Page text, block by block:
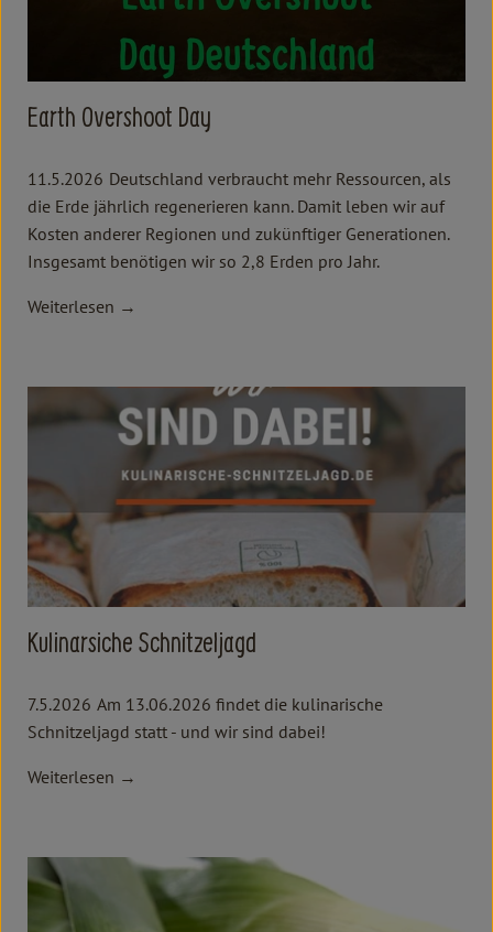
Earth Overshoot Day
11.5.2026 Deutschland verbraucht mehr Ressourcen, als
die Erde jährlich regenerieren kann. Damit leben wir auf
Kosten anderer Regionen und zukünftiger Generationen.
Insgesamt benötigen wir so 2,8 Erden pro Jahr.
Weiterlesen →
Kulinarsiche Schnitzeljagd
7.5.2026 Am 13.06.2026 findet die kulinarische
Schnitzeljagd statt - und wir sind dabei!
Weiterlesen →